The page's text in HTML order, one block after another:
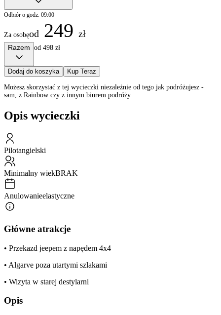
Odbiór o godz. 09:00
Za osobęod 249 zł
Razem od 498 zł
Dodaj do koszyka Kup Teraz
Możesz skorzystać z tej wycieczki niezależnie od tego jak podróżujesz -
sam, z Rainbow czy z innym biurem podróży
Opis wycieczki
Pilotangielski
Minimalny wiekBRAK
Anulowanieelastyczne
Główne atrakcje
• Przekazd jeepem z napędem 4x4
• Algarve poza utartymi szlakami
• Wizyta w starej destylarni
Opis